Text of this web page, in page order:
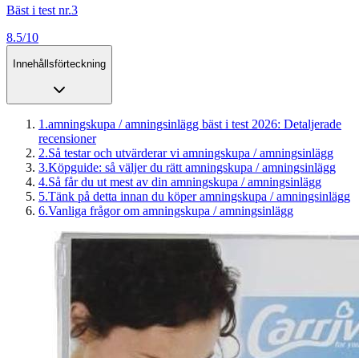
Bäst i test nr.3
8.5/10
Innehållsförteckning
1 .amningskupa / amningsinlägg bäst i test 2026: Detaljerade
recensioner
2.Så testar och utvärderar vi amningskupa / amningsinlägg
3.Köpguide: så väljer du rätt amningskupa / amningsinlägg
4.Så får du ut mest av din amningskupa / amningsinlägg
5.Tänk på detta innan du köper amningskupa / amningsinlägg
6.Vanliga frågor om amningskupa / amningsinlägg